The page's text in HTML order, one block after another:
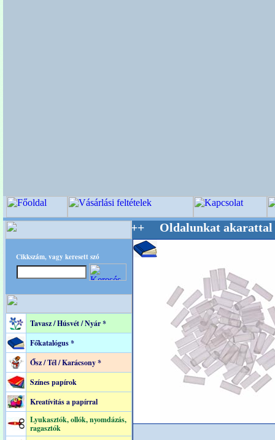
Cikkszám, vagy keresett szó
Tavasz / Húsvét / Nyár *
Főkatalógus *
Ősz / Tél / Karácsony *
Színes papírok
Kreatívitás a papírral
Lyukasztók, ollók, nyomdázás,
ragasztók
+++++++ Oldalunkat akarattal tartjuk